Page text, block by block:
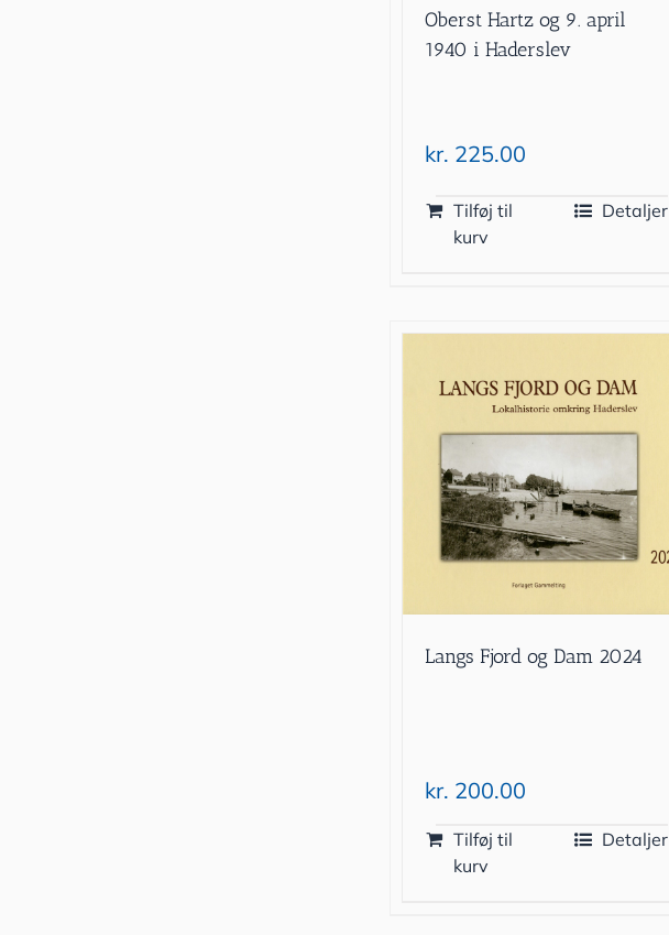
Oberst Hartz og 9. april
1940 i Haderslev
kr. 225.00
Tilføj til
kurv
Detaljer
Langs Fjord og Dam 2024
kr. 200.00
Tilføj til
kurv
Detaljer